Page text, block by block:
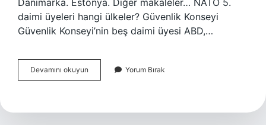
Danimarka. Estonya. Diğer makaleler… NATO 5.
daimi üyeleri hangi ülkeler? Güvenlik Konseyi
Güvenlik Konseyi’nin beş daimi üyesi ABD,…
Devamını okuyun
Natoya
Girdi
Yorum Bırak